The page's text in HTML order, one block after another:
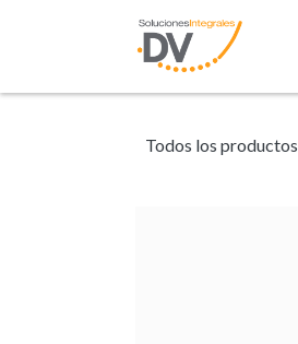
Todos los productos